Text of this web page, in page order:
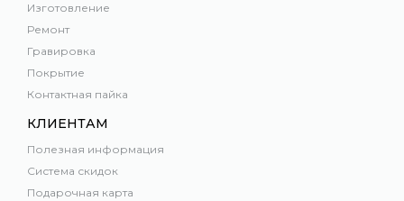
Изготовление
Ремонт
Гравировка
Покрытие
Контактная пайка
КЛИЕНТАМ
Полезная информация
Система скидок
Подарочная карта